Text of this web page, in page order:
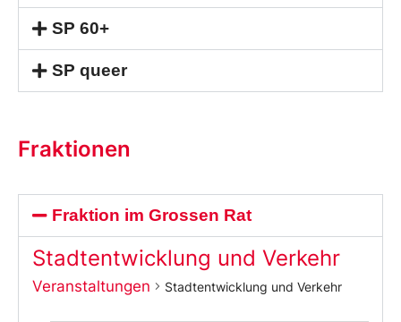
SP 60+
SP queer
Fraktionen
Fraktion im Grossen Rat
Stadtentwicklung und Verkehr
Veranstaltungen Stadtentwicklung und Verkehr